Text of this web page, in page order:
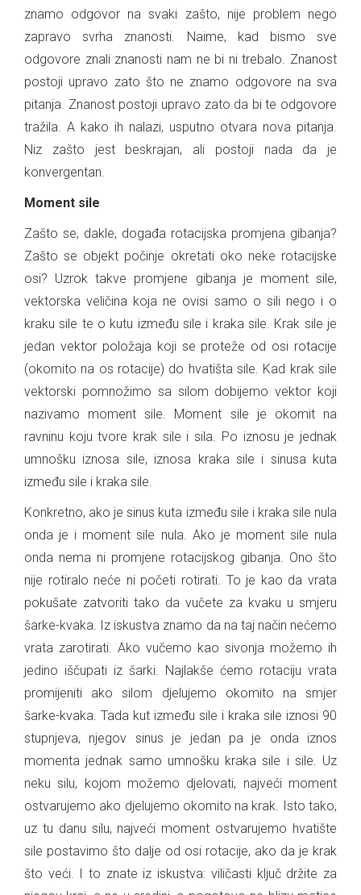
znamo odgovor na svaki zašto, nije problem nego
zapravo svrha znanosti. Naime, kad bismo sve
odgovore znali znanosti nam ne bi ni trebalo. Znanost
postoji upravo zato što ne znamo odgovore na sva
pitanja. Znanost postoji upravo zato da bi te odgovore
tražila. A kako ih nalazi, usputno otvara nova pitanja.
Niz zašto jest beskrajan, ali postoji nada da je
konvergentan.
Moment sile
Zašto se, dakle, događa rotacijska promjena gibanja?
Zašto se objekt počinje okretati oko neke rotacijske
osi? Uzrok takve promjene gibanja je moment sile,
vektorska veličina koja ne ovisi samo o sili nego i o
kraku sile te o kutu između sile i kraka sile. Krak sile je
jedan vektor položaja koji se proteže od osi rotacije
(okomito na os rotacije) do hvatišta sile. Kad krak sile
vektorski pomnožimo sa silom dobijemo vektor koji
nazivamo moment sile. Moment sile je okomit na
ravninu koju tvore krak sile i sila. Po iznosu je jednak
umnošku iznosa sile, iznosa kraka sile i sinusa kuta
između sile i kraka sile.
Konkretno, ako je sinus kuta između sile i kraka sile nula
onda je i moment sile nula. Ako je moment sile nula
onda nema ni promjene rotacijskog gibanja. Ono što
nije rotiralo neće ni početi rotirati. To je kao da vrata
pokušate zatvoriti tako da vučete za kvaku u smjeru
šarke-kvaka. Iz iskustva znamo da na taj način nećemo
vrata zarotirati. Ako vučemo kao sivonja možemo ih
jedino iščupati iz šarki. Najlakše ćemo rotaciju vrata
promijeniti ako silom djelujemo okomito na smjer
šarke-kvaka. Tada kut između sile i kraka sile iznosi 90
stupnjeva, njegov sinus je jedan pa je onda iznos
momenta jednak samo umnošku kraka sile i sile. Uz
neku silu, kojom možemo djelovati, najveći moment
ostvarujemo ako djelujemo okomito na krak. Isto tako,
uz tu danu silu, najveći moment ostvarujemo hvatište
sile postavimo što dalje od osi rotacije, ako da je krak
što veći. I to znate iz iskustva: viličasti ključ držite za